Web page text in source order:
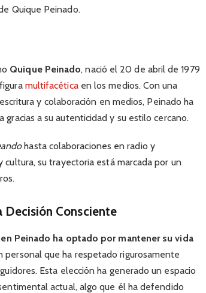
Quique Peinado.
Quique Peinado, nació el 20 de abril de 1979
multifacéticaen los medios. Con una
y colaboración en medios, Peinado ha
a su autenticidad y su estilo cercano.
hasta colaboraciones en radio y
su trayectoria está marcada por un
Decisión Consciente
Peinado ha optado por mantener su vida
personal que ha respetado rigurosamente
Esta elección ha generado un espacio
actual, algo que él ha defendido